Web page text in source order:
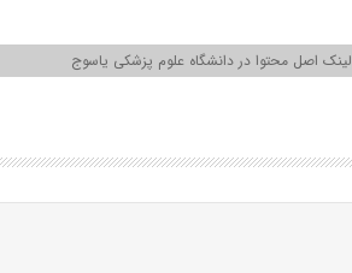
لینک اصل محتوا در دانشگاه علوم پزشکی یاسوج